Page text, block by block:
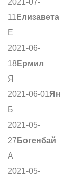
2021-07-
11 Елизавета
Е
2021-06-
18 Ермил
Я
2021-06-01Ян
Б
2021-05-
27 Богенбай
А
2021-05-